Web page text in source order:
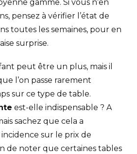
gamme. Si vous n’en
pensez à vérifier l’état de
toutes les semaines, pour en
surprise.
peut être un plus, mais il
l’on passe rarement
sur ce type de table.
est-elle indispensable ? A
sachez que cela a
sur le prix de
de noter que certaines tables